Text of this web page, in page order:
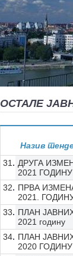
ОСТАЛЕ
Назив
31
ДРУГА
2021 ГОДИНУ
32
ПРВА
2021.
33
ПЛАН
2021 годину
34
ПЛАН
2020 ГОДИНУ